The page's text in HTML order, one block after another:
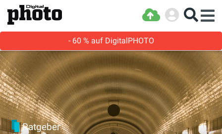
- 60 % auf DigitalPHOTO
Ratgeber